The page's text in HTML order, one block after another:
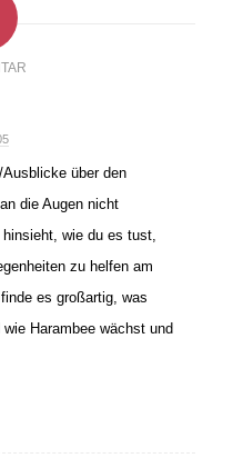
über den
die Augen nicht
wie du es tust,
zu helfen am
es großartig, was
Harambee wächst und